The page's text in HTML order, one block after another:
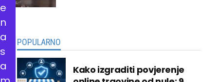
POPULARNO
Kako izgraditi povjerenje
e
n
a
s
a